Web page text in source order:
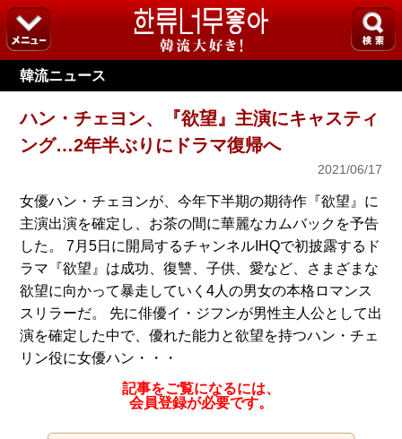
韓流ニュース
ハン・チェヨン、『欲望』主演にキャスティ
ング…2年半ぶりにドラマ復帰へ
2021/06/17
女優ハン・チェヨンが、今年下半期の期待作『欲望』に
主演出演を確定し、お茶の間に華麗なカムバックを予告
した。 7月5日に開局するチャンネルIHQで初披露するド
ラマ『欲望』は成功、復讐、子供、愛など、さまざまな
欲望に向かって暴走していく4人の男女の本格ロマンス
スリラーだ。 先に俳優イ・ジフンが男性主人公として出
演を確定した中で、優れた能力と欲望を持つハン・チェ
リン役に女優ハン・・・
記事をご覧になるには、
会員登録が必要です。